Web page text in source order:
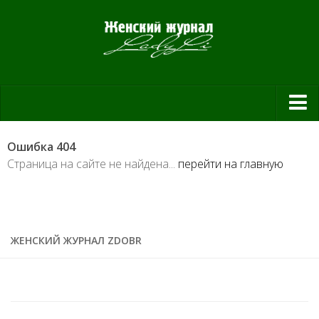
Красота
Шопинг
Ошибка 404
Страница на сайте не найдена... перейти на главную
ЖЕНСКИЙ ЖУРНАЛ ZDOBR